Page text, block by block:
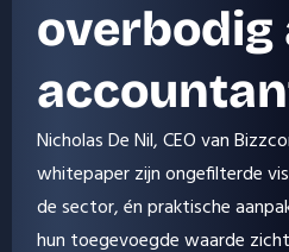
overbodig
Nicholas De Nil, CEO van
whitepaper zijn ongefilterde
de sector, én praktische
hun toegevoegde waarde